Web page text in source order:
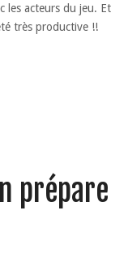
les acteurs du jeu. Et
très productive !!
prépare